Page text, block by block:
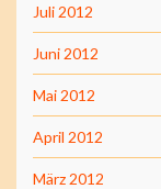
Juli 2012
Juni 2012
Mai 2012
April 2012
März 2012